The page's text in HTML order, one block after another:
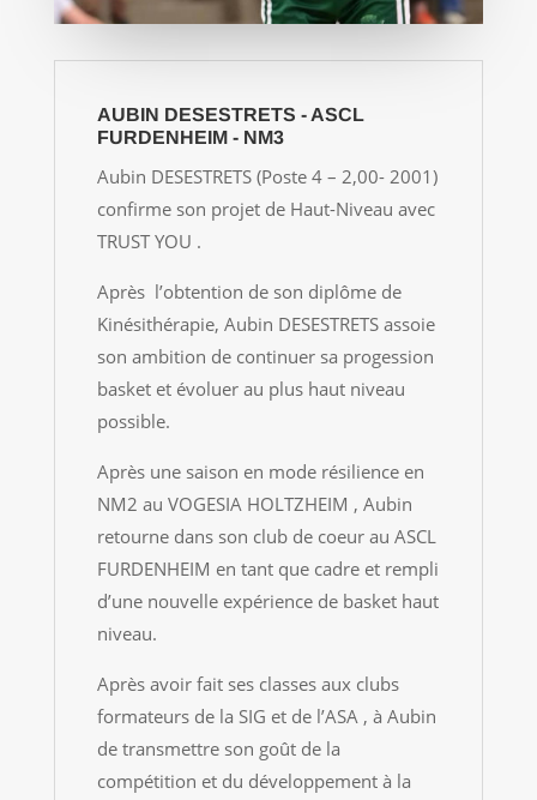
AUBIN DESESTRETS - ASCL
FURDENHEIM - NM3
Aubin DESESTRETS (Poste 4 – 2,00- 2001)
confirme son projet de Haut-Niveau avec
TRUST YOU .
Après l’obtention de son diplôme de
Kinésithérapie, Aubin DESESTRETS assoie
son ambition de continuer sa progession
basket et évoluer au plus haut niveau
possible.
Après une saison en mode résilience en
NM2 au VOGESIA HOLTZHEIM , Aubin
retourne dans son club de coeur au ASCL
FURDENHEIM en tant que cadre et rempli
d’une nouvelle expérience de basket haut
niveau.
Après avoir fait ses classes aux clubs
formateurs de la SIG et de l’ASA , à Aubin
de transmettre son goût de la
compétition et du développement à la